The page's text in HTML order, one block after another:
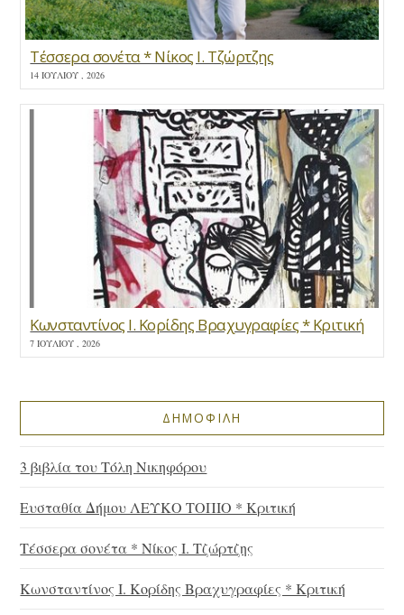
Τέσσερα σονέτα * Νίκος Ι. Τζώρτζης
14 ΙΟΥΛΊΟΥ , 2026
Κωνσταντίνος Ι. Κορίδης Βραχυγραφίες * Κριτική
7 ΙΟΥΛΊΟΥ , 2026
ΔΗΜΟΦΙΛΗ
3 βιβλία του Τόλη Νικηφόρου
Ευσταθία Δήμου ΛΕΥΚΟ ΤΟΠΙΟ * Κριτική
Τέσσερα σονέτα * Νίκος Ι. Τζώρτζης
Κωνσταντίνος Ι. Κορίδης Βραχυγραφίες * Κριτική